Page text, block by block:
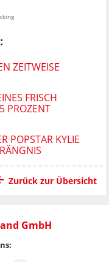
:
ZEITWEISE
FRISCH V
V
POPSTAR KYLIE
Zurück zur Übersicht
GmbH